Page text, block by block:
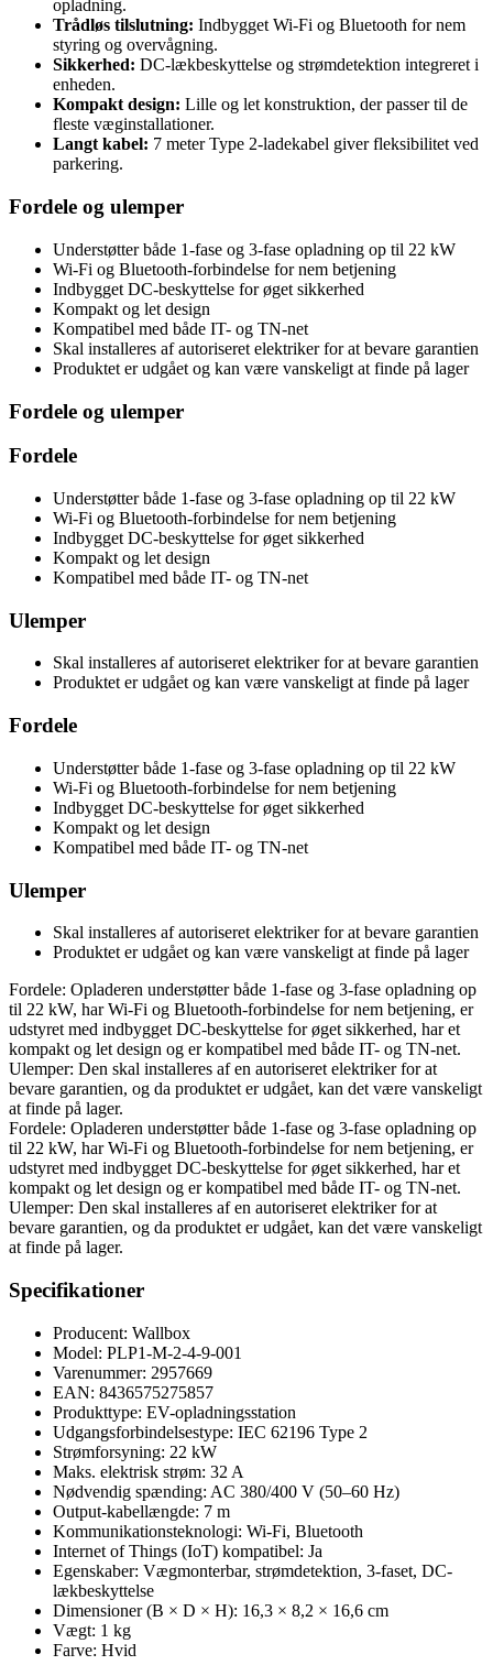
opladning.
Trådløs tilslutning: Indbygget Wi-Fi og Bluetooth for nem
styring og overvågning.
Sikkerhed: DC-lækbeskyttelse og strømdetektion integreret i
enheden.
Kompakt design: Lille og let konstruktion, der passer til de
fleste væginstallationer.
Langt kabel: 7 meter Type 2-ladekabel giver fleksibilitet ved
parkering.
Fordele og ulemper
Understøtter både 1-fase og 3-fase opladning op til 22 kW
Wi-Fi og Bluetooth-forbindelse for nem betjening
Indbygget DC-beskyttelse for øget sikkerhed
Kompakt og let design
Kompatibel med både IT- og TN-net
Skal installeres af autoriseret elektriker for at bevare garantien
Produktet er udgået og kan være vanskeligt at finde på lager
Fordele og ulemper
Fordele
Understøtter både 1-fase og 3-fase opladning op til 22 kW
Wi-Fi og Bluetooth-forbindelse for nem betjening
Indbygget DC-beskyttelse for øget sikkerhed
Kompakt og let design
Kompatibel med både IT- og TN-net
Ulemper
Skal installeres af autoriseret elektriker for at bevare garantien
Produktet er udgået og kan være vanskeligt at finde på lager
Fordele
Understøtter både 1-fase og 3-fase opladning op til 22 kW
Wi-Fi og Bluetooth-forbindelse for nem betjening
Indbygget DC-beskyttelse for øget sikkerhed
Kompakt og let design
Kompatibel med både IT- og TN-net
Ulemper
Skal installeres af autoriseret elektriker for at bevare garantien
Produktet er udgået og kan være vanskeligt at finde på lager
Fordele: Opladeren understøtter både 1-fase og 3-fase opladning op
til 22 kW, har Wi-Fi og Bluetooth-forbindelse for nem betjening, er
udstyret med indbygget DC-beskyttelse for øget sikkerhed, har et
kompakt og let design og er kompatibel med både IT- og TN-net.
Ulemper: Den skal installeres af en autoriseret elektriker for at
bevare garantien, og da produktet er udgået, kan det være vanskeligt
at finde på lager.
Fordele: Opladeren understøtter både 1-fase og 3-fase opladning op
til 22 kW, har Wi-Fi og Bluetooth-forbindelse for nem betjening, er
udstyret med indbygget DC-beskyttelse for øget sikkerhed, har et
kompakt og let design og er kompatibel med både IT- og TN-net.
Ulemper: Den skal installeres af en autoriseret elektriker for at
bevare garantien, og da produktet er udgået, kan det være vanskeligt
at finde på lager.
Specifikationer
Producent: Wallbox
Model: PLP1-M-2-4-9-001
Varenummer: 2957669
EAN: 8436575275857
Produkttype: EV-opladningsstation
Udgangsforbindelsestype: IEC 62196 Type 2
Strømforsyning: 22 kW
Maks. elektrisk strøm: 32 A
Nødvendig spænding: AC 380/400 V (50–60 Hz)
Output-kabellængde: 7 m
Kommunikationsteknologi: Wi-Fi, Bluetooth
Internet of Things (IoT) kompatibel: Ja
Egenskaber: Vægmonterbar, strømdetektion, 3-faset, DC-
lækbeskyttelse
Dimensioner (B × D × H): 16,3 × 8,2 × 16,6 cm
Vægt: 1 kg
Farve: Hvid